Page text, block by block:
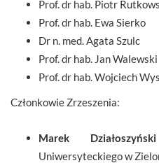
Prof. dr hab. Piotr
Prof. dr hab. Ewa Sierko
Dr n. med. Agata Szulc
Prof. dr hab. Jan Walewski
Prof. dr hab. Wojciech
Członkowie Zrzeszenia:
Marek Działoszyński
Uniwersyteckiego w